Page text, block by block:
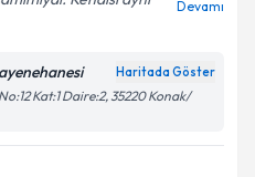
Devamı
Haritada Göster
Kat:1 Daire:2, 35220 Konak/